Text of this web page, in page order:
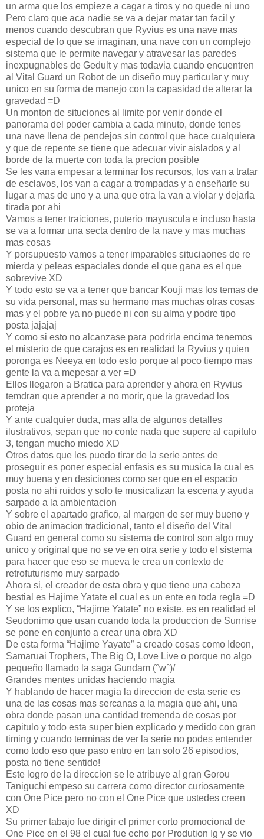
un arma que los empieze a cagar a tiros y no quede ni uno
Pero claro que aca nadie se va a dejar matar tan facil y
menos cuando descubran que Ryvius es una nave mas
especial de lo que se imaginan, una nave con un complejo
sistema que le permite navegar y atravesar las paredes
inexpugnables de Gedult y mas todavia cuando encuentren
al Vital Guard un Robot de un diseño muy particular y muy
unico en su forma de manejo con la capasidad de alterar la
gravedad =D
Un monton de situciones al limite por venir donde el
panorama del poder cambia a cada minuto, donde tenes
una nave llena de pendejos sin control que hace cualquiera
y que de repente se tiene que adecuar vivir aislados y al
borde de la muerte con toda la precion posible
Se les vana empesar a terminar los recursos, los van a tratar
de esclavos, los van a cagar a trompadas y a enseñarle su
lugar a mas de uno y a una que otra la van a violar y dejarla
tirada por ahi
Vamos a tener traiciones, puterio mayuscula e incluso hasta
se va a formar una secta dentro de la nave y mas muchas
mas cosas
Y porsupuesto vamos a tener imparables situciaones de re
mierda y peleas espaciales donde el que gana es el que
sobrevive XD
Y todo esto se va a tener que bancar Kouji mas los temas de
su vida personal, mas su hermano mas muchas otras cosas
mas y el pobre ya no puede ni con su alma y podre tipo
posta jajajaj
Y como si esto no alcanzase para podrirla encima tenemos
el misterio de que carajos es en realidad la Ryvius y quien
poronga es Neeya en todo esto porque al poco tiempo mas
gente la va a mepesar a ver =D
Ellos llegaron a Bratica para aprender y ahora en Ryvius
temdran que aprender a no morir, que la gravedad los
proteja
Y ante cualquier duda, mas alla de algunos detalles
ilustrativos, sepan que no conte nada que supere al capitulo
3, tengan mucho miedo XD
Otros datos que les puedo tirar de la serie antes de
proseguir es poner especial enfasis es su musica la cual es
muy buena y en desiciones como ser que en el espacio
posta no ahi ruidos y solo te musicalizan la escena y ayuda
sarpado a la ambientacion
Y sobre el apartado grafico, al margen de ser muy bueno y
obio de animacion tradicional, tanto el diseño del Vital
Guard en general como su sistema de control son algo muy
unico y original que no se ve en otra serie y todo el sistema
para hacer que eso se mueva te crea un contexto de
retrofuturismo muy sarpado
Ahora si, el creador de esta obra y que tiene una cabeza
bestial es Hajime Yatate el cual es un ente en toda regla =D
Y se los explico, “Hajime Yatate” no existe, es en realidad el
Seudonimo que usan cuando toda la produccion de Sunrise
se pone en conjunto a crear una obra XD
De esta forma “Hajime Yayate” a creado cosas como Ideon,
Samaruai Trophers, The Big O, Love Live o porque no algo
pequeño llamado la saga Gundam (°w°)/
Grandes mentes unidas haciendo magia
Y hablando de hacer magia la direccion de esta serie es
una de las cosas mas sercanas a la magia que ahi, una
obra donde pasan una cantidad tremenda de cosas por
capitulo y todo esta super bien explicado y medido con gran
timing y cuando terminas de ver la serie no podes entender
como todo eso que paso entro en tan solo 26 episodios,
posta no tiene sentido!
Este logro de la direccion se le atribuye al gran Gorou
Taniguchi empeso su carrera como director curiosamente
con One Pice pero no con el One Pice que ustedes creen
XD
Su primer tabajo fue dirigir el primer corto promocional de
One Pice en el 98 el cual fue echo por Prodution Ig y se vio